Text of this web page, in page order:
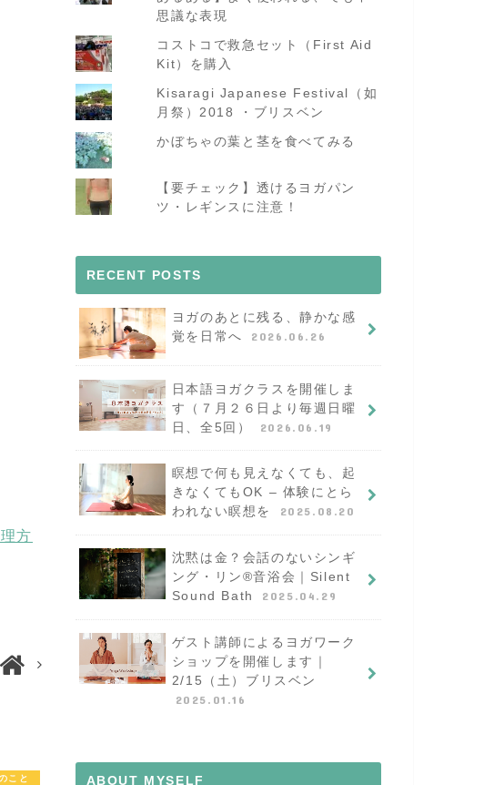
方
こと
思議な表現
コストコで救急セット（First Aid
Kit）を購入
Kisaragi Japanese Festival（如
月祭）2018 ・ブリスベン
かぼちゃの葉と茎を食べてみる
【要チェック】透けるヨガパン
ツ・レギンスに注意！
RECENT POSTS
ヨガのあとに残る、静かな感
覚を日常へ
2026.06.26
日本語ヨガクラスを開催しま
す（７月２６日より毎週日曜
日、全5回）
2026.06.19
瞑想で何も見えなくても、起
きなくてもOK – 体験にとら
われない瞑想を
2025.08.20
沈黙は金？会話のないシンギ
ング・リン®︎音浴会｜Silent
Sound Bath
2025.04.29
ゲスト講師によるヨガワーク
ショップを開催します｜
2/15（土）ブリスベン
2025.01.16
ABOUT MYSELF